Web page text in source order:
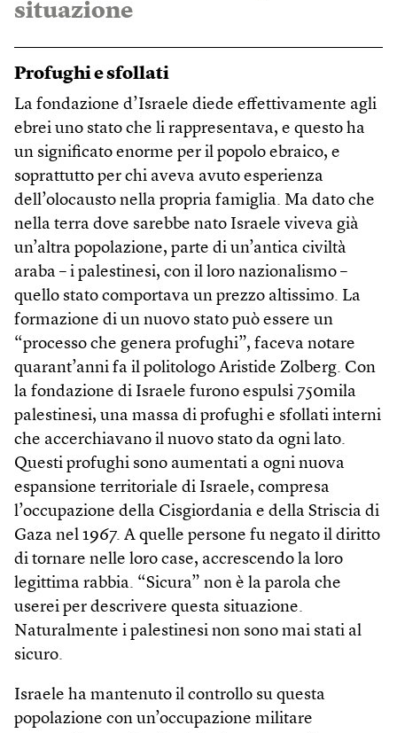
situazione
Profughi e sfollati
La fondazione d’Israele diede effettivamente agli
ebrei uno stato che li rappresentava, e questo ha
un significato enorme per il popolo ebraico, e
soprattutto per chi aveva avuto esperienza
dell’olocausto nella propria famiglia. Ma dato che
nella terra dove sarebbe nato Israele viveva già
un’altra popolazione, parte di un’antica civiltà
araba – i palestinesi, con il loro nazionalismo –
quello stato comportava un prezzo altissimo. La
formazione di un nuovo stato può essere un
“processo che genera profughi”, faceva notare
quarant’anni fa il politologo Aristide Zolberg. Con
la fondazione di Israele furono espulsi 750mila
palestinesi, una massa di profughi e sfollati interni
che accerchiavano il nuovo stato da ogni lato.
Questi profughi sono aumentati a ogni nuova
espansione territoriale di Israele, compresa
l’occupazione della Cis­giordania e della Striscia di
Gaza nel 1967. A quelle persone fu negato il diritto
di tornare nelle loro case, accrescendo la loro
legittima rabbia. “Sicura” non è la parola che
userei per descrivere questa situazione.
Naturalmente i palestinesi non sono mai stati al
sicuro.
Israele ha mantenuto il controllo su questa
popolazione con un’occupazione militare